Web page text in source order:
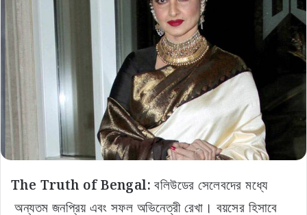
The Truth of Bengal: বলিউডের সেলেবদের মধ্যে
অন্যতম জনপ্রিয় এবং সফল অভিনেত্রী রেখা। বয়সের হিসাবে